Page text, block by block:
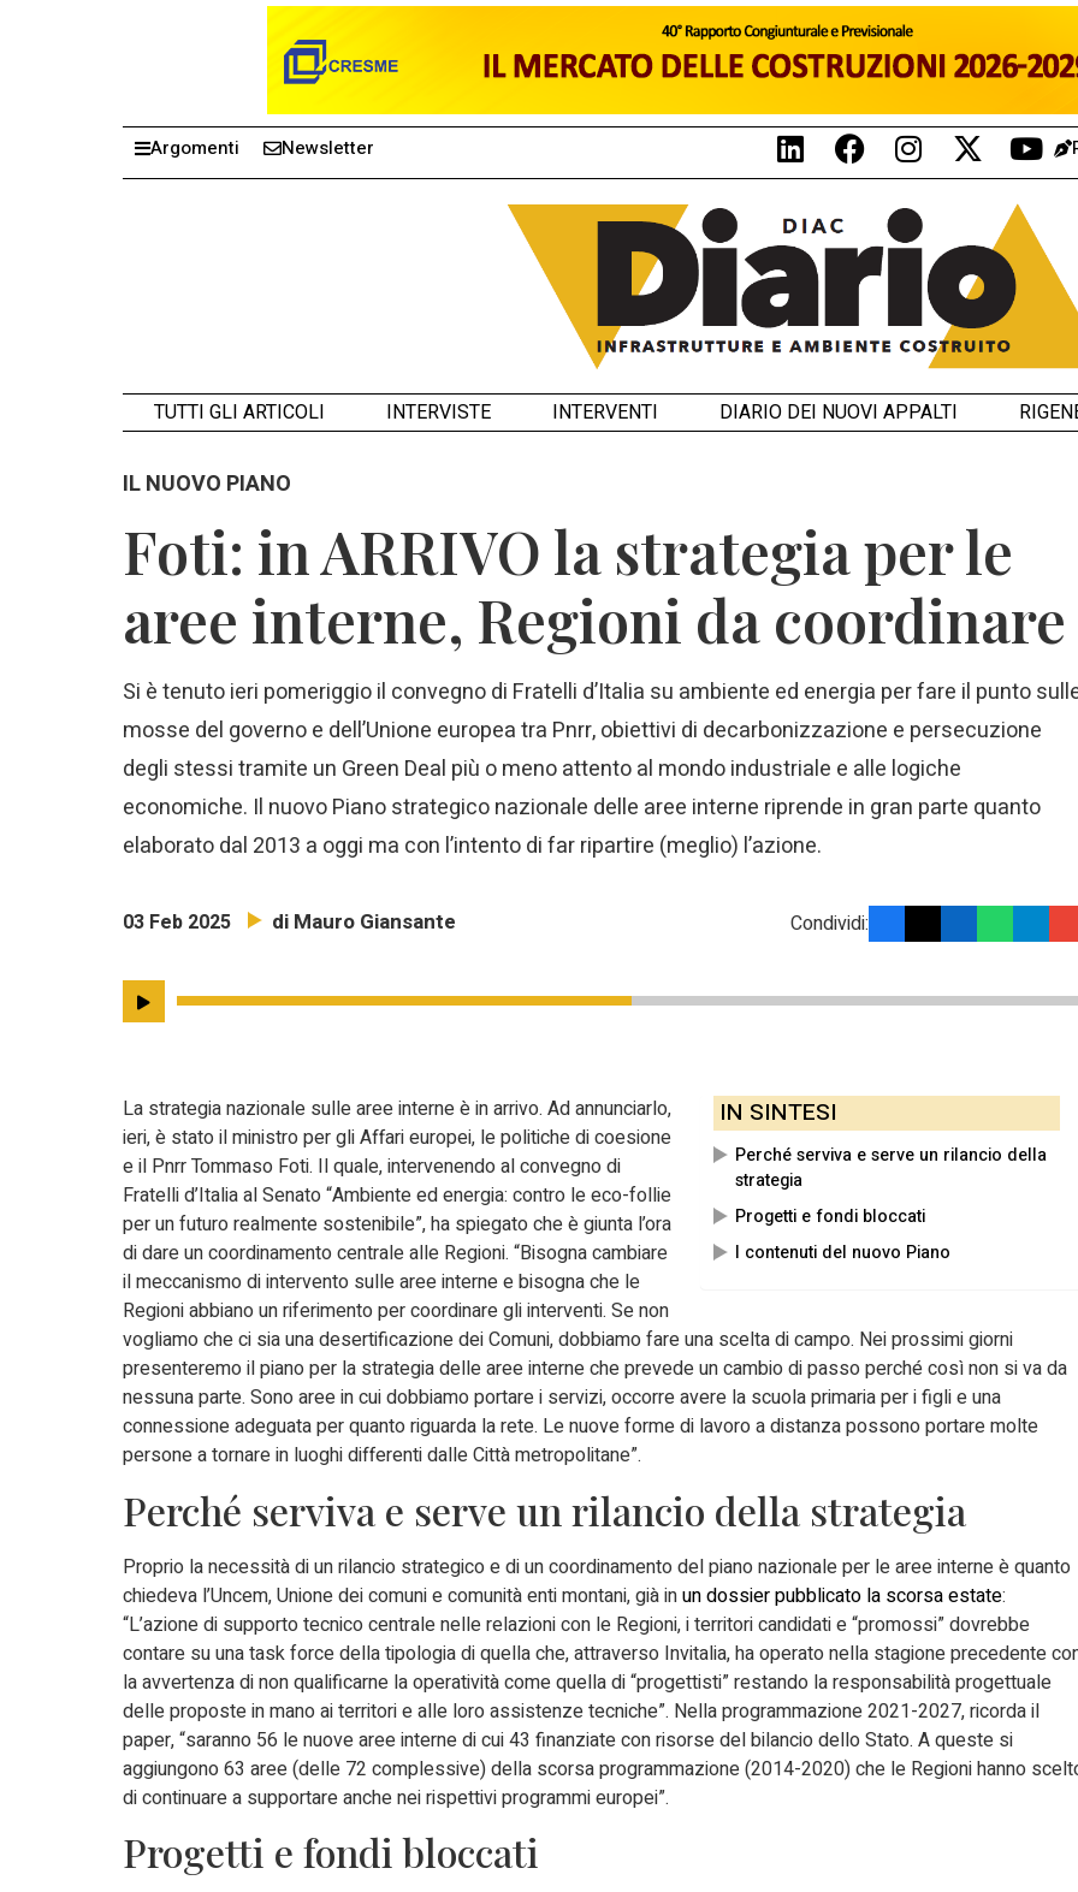
Argomenti Newsletter
TUTTI GLI ARTICOLI INTERVISTE INTERVENTI DIARIO DEI NUOVI APPALTI
IL NUOVO PIANO
Foti: in ARRIVO la strategia per le
aree interne, Regioni da coordinare
Si è tenuto ieri pomeriggio il convegno di Fratelli d’Italia su ambiente ed energia per fare il punto
mosse del governo e dell’Unione europea tra Pnrr, obiettivi di decarbonizzazione e persecuzione
degli stessi tramite un Green Deal più o meno attento al mondo industriale e alle logiche
economiche. Il nuovo Piano strategico nazionale delle aree interne riprende in gran parte quanto
elaborato dal 2013 a oggi ma con l’intento di far ripartire (meglio) l’azione.
03 Feb 2025 di Mauro Giansante Condividi:
IN SINTESI
Perché serviva e serve un rilancio della
strategia
Progetti e fondi bloccati
I contenuti del nuovo Piano
La strategia nazionale sulle aree interne è in arrivo. Ad annunciarlo,
ieri, è stato il ministro per gli Affari europei, le politiche di coesione
e il Pnrr Tommaso Foti. Il quale, intervenendo al convegno di
Fratelli d’Italia al Senato “Ambiente ed energia: contro le eco-follie
per un futuro realmente sostenibile”, ha spiegato che è giunta l’ora
di dare un coordinamento centrale alle Regioni. “Bisogna cambiare
il meccanismo di intervento sulle aree interne e bisogna che le
Regioni abbiano un riferimento per coordinare gli interventi. Se non
vogliamo che ci sia una desertificazione dei Comuni, dobbiamo fare una scelta di campo. Nei prossimi giorni
presenteremo il piano per la strategia delle aree interne che prevede un cambio di passo perché così non si va da
nessuna parte. Sono aree in cui dobbiamo portare i servizi, occorre avere la scuola primaria per i figli e una
connessione adeguata per quanto riguarda la rete. Le nuove forme di lavoro a distanza possono portare molte
persone a tornare in luoghi differenti dalle Città metropolitane”.
Perché serviva e serve un rilancio della strategia
Proprio la necessità di un rilancio strategico e di un coordinamento del piano nazionale per le aree interne è quanto
chiedeva l’Uncem, Unione dei comuni e comunità enti montani, già inun dossier pubblicato la scorsa estate:
“L’azione di supporto tecnico centrale nelle relazioni con le Regioni, i territori candidati e “promossi” dovrebbe
contare su una task force della tipologia di quella che, attraverso Invitalia, ha operato nella stagione precedente
la avvertenza di non qualificarne la operatività come quella di “progettisti” restando la responsabilità progettuale
delle proposte in mano ai territori e alle loro assistenze tecniche”. Nella programmazione 2021-2027, ricorda il
paper, “saranno 56 le nuove aree interne di cui 43 finanziate con risorse del bilancio dello Stato. A queste si
aggiungono 63 aree (delle 72 complessive) della scorsa programmazione (2014-2020) che le Regioni hanno
di continuare a supportare anche nei rispettivi programmi europei”.
Progetti e fondi bloccati